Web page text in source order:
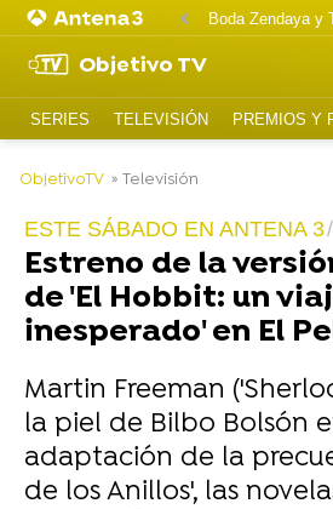
Boda Zendaya y
Objetivo TV
SERIES TELEVISIÓN PREMIOS Y
ObjetivoTV » Televisión
ESTE SÁBADO EN ANTENA 3
Estreno de la
de 'El Hobbit: un
inesperado' en El
Martin Freeman
la piel de Bilbo Bolsón
adaptación de la
de los Anillos', las